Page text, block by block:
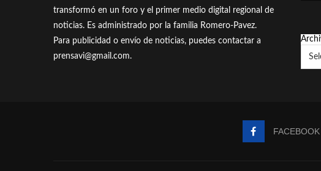
transformó en un foro y el primer medio digital regional de
noticias. Es administrado por la familia Romero-Pavez.
Para publicidad o envío de noticias, puedes contactar a
prensavi@gmail.com.
FACEBOOK